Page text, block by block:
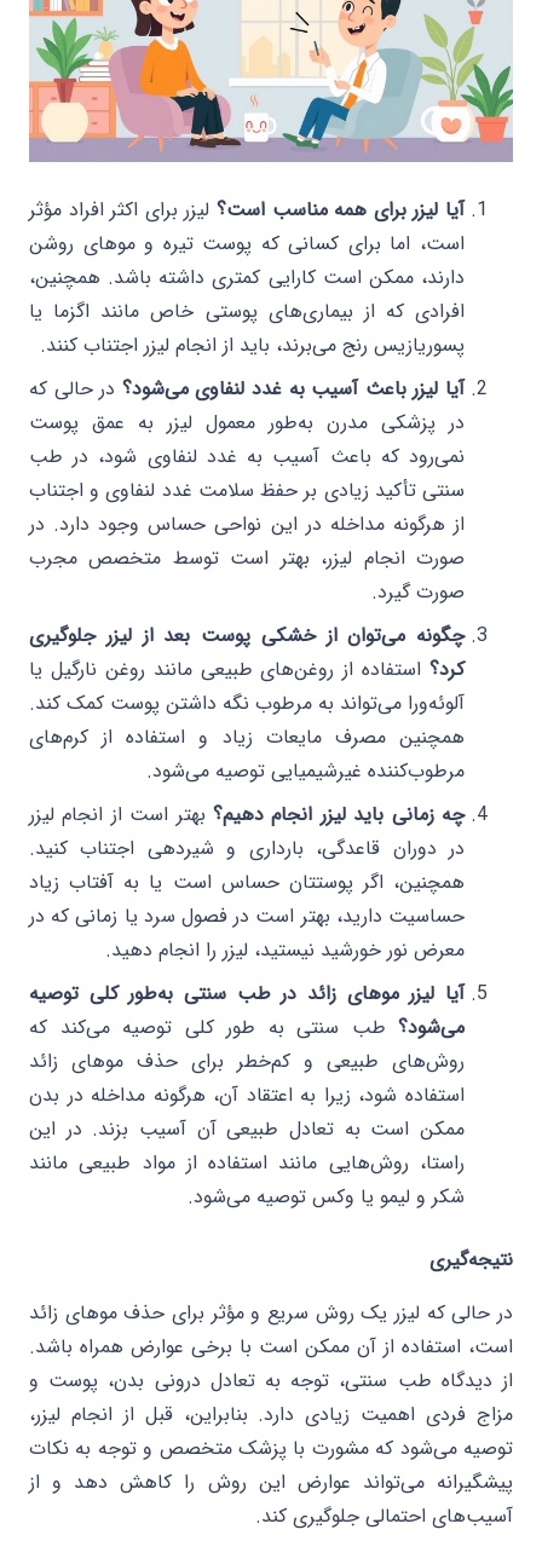
آیا لیزر برای همه مناسب است؟ لیزر برای اکثر افراد مؤثر
است، اما برای کسانی که پوست تیره و موهای روشن
دارند، ممکن است کارایی کمتری داشته باشد. همچنین،
افرادی که از بیماری‌های پوستی خاص مانند اگزما یا
پسوریازیس رنج می‌برند، باید از انجام لیزر اجتناب کنند.
آیا لیزر باعث آسیب به غدد لنفاوی می‌شود؟ در حالی که
در پزشکی مدرن به‌طور معمول لیزر به عمق پوست
نمی‌رود که باعث آسیب به غدد لنفاوی شود، در طب
سنتی تأکید زیادی بر حفظ سلامت غدد لنفاوی و اجتناب
از هرگونه مداخله در این نواحی حساس وجود دارد. در
صورت انجام لیزر، بهتر است توسط متخصص مجرب
صورت گیرد.
چگونه می‌توان از خشکی پوست بعد از لیزر جلوگیری
کرد؟ استفاده از روغن‌های طبیعی مانند روغن نارگیل یا
آلوئه‌ورا می‌تواند به مرطوب نگه داشتن پوست کمک کند.
همچنین مصرف مایعات زیاد و استفاده از کرم‌های
مرطوب‌کننده غیرشیمیایی توصیه می‌شود.
چه زمانی باید لیزر انجام دهیم؟ بهتر است از انجام لیزر
در دوران قاعدگی، بارداری و شیردهی اجتناب کنید.
همچنین، اگر پوستتان حساس است یا به آفتاب زیاد
حساسیت دارید، بهتر است در فصول سرد یا زمانی که در
معرض نور خورشید نیستید، لیزر را انجام دهید.
آیا لیزر موهای زائد در طب سنتی به‌طور کلی توصیه
می‌شود؟ طب سنتی به طور کلی توصیه می‌کند که
روش‌های طبیعی و کم‌خطر برای حذف موهای زائد
استفاده شود، زیرا به اعتقاد آن، هرگونه مداخله در بدن
ممکن است به تعادل طبیعی آن آسیب بزند. در این
راستا، روش‌هایی مانند استفاده از مواد طبیعی مانند
شکر و لیمو یا وکس توصیه می‌شود.
نتیجه‌گیری
در حالی که لیزر یک روش سریع و مؤثر برای حذف موهای زائد
است، استفاده از آن ممکن است با برخی عوارض همراه باشد.
از دیدگاه طب سنتی، توجه به تعادل درونی بدن، پوست و
مزاج فردی اهمیت زیادی دارد. بنابراین، قبل از انجام لیزر،
توصیه می‌شود که مشورت با پزشک متخصص و توجه به نکات
پیشگیرانه می‌تواند عوارض این روش را کاهش دهد و از
آسیب‌های احتمالی جلوگیری کند.